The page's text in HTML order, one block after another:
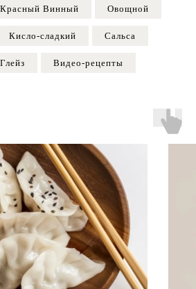
Красный Винный Овощной
Кисло-сладкий Сальса
Видео-рецепты